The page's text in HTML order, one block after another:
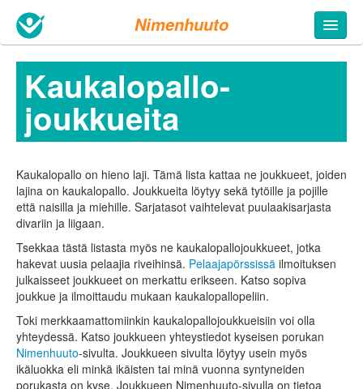
Nimenhuuto
Kaukalopallo­
joukkueita
Kaukalopallo on hieno laji. Tämä lista kattaa ne joukkueet, joiden
lajina on kaukalopallo. Joukkueita löytyy sekä tytöille ja pojille
että naisilla ja miehille. Sarjatasot vaihtelevat puulaakisarjasta
divariin ja liigaan.
Tsekkaa tästä listasta myös ne kaukalopallo­joukkueet, jotka
hakevat uusia pelaajia riveihinsä. Pelaajapörssissä ilmoituksen
julkaisseet joukkueet on merkattu erikseen. Katso sopiva
joukkue ja ilmoittaudu mukaan kaukalopallo­peliin.
Toki merkkaamattomiinkin kaukalopallojoukkueisiin voi olla
yhteydessä. Katso joukkueen yhteystiedot kyseisen porukan
Nimenhuuto-sivulta. Joukkueen sivulta löytyy usein myös
ikäluokka eli minkä ikäisten tai minä vuonna syntyneiden
porukasta on kyse. Joukkueen Nimenhuuto-sivulla on tietoa